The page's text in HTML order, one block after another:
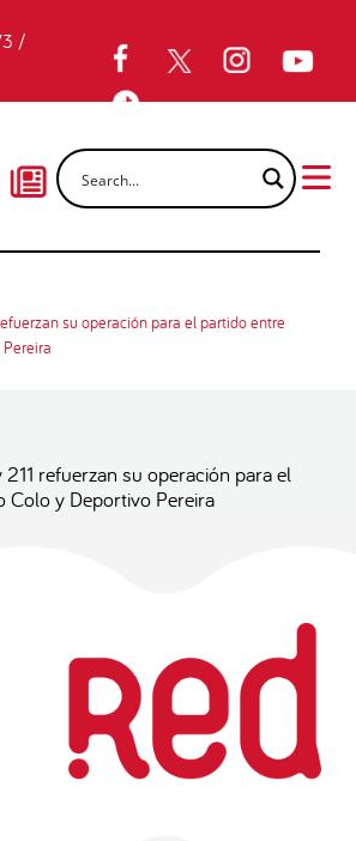
/
su operación para el partido entre
refuerzan su operación para el
Colo y Deportivo Pereira